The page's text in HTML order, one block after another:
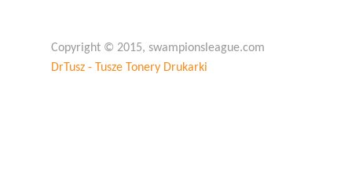
Copyright © 2015, swampionsleague.com
DrTusz - Tusze Tonery Drukarki